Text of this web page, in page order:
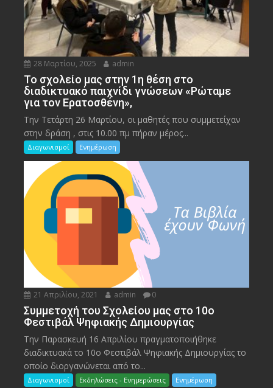
28 Μαρτίου, 2025 admin
To σχολείο μας στην 1η θέση στο
διαδικτυακό παιχνίδι γνώσεων «Ρώταμε
για τον Ερατοσθένη»,
Την Τετάρτη 26 Μαρτίου, οι μαθητές που συμμετείχαν
στην δράση , στις 10.00 πμ πήραν μέρος...
Διαγωνισμοί Ενημέρωση
21 Απριλίου, 2021 admin 0
Συμμετοχή του Σχολείου μας στο 10ο
Φεστιβάλ Ψηφιακής Δημιουργίας
Την Παρασκευή 16 Απριλίου πραγματοποιήθηκε
διαδικτυακά το 10ο Φεστιβάλ Ψηφιακής Δημιουργίας το
οποίο διοργανώνεται από το...
Διαγωνισμοί Εκδηλώσεις - Ενημερώσεις Ενημέρωση